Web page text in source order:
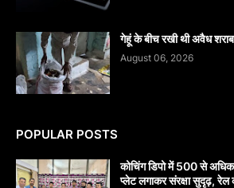
गेहूं के बीच रखी थी अवैध शराब
August 06, 2026
POPULAR POSTS
कोचिंग डिपो में 500 से
प्लेट लगाकर संरक्षा सुदृढ़, रेल